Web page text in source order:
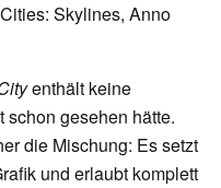
Skylines, Anno
enthält keine
schon gesehen hätte.
die Mischung: Es setzt
und erlaubt komplett